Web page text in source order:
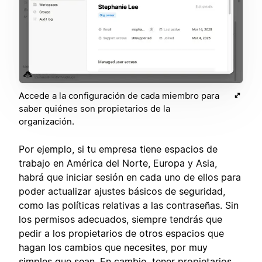
Accede a la configuración de cada miembro para
saber quiénes son propietarios de la
organización.
Por ejemplo, si tu empresa tiene espacios de
trabajo en América del Norte, Europa y Asia,
habrá que iniciar sesión en cada uno de ellos para
poder actualizar ajustes básicos de seguridad,
como las políticas relativas a las contraseñas. Sin
los permisos adecuados, siempre tendrás que
pedir a los propietarios de otros espacios que
hagan los cambios que necesites, por muy